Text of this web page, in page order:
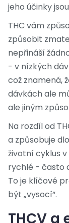
jeho účinky
THC vám
způsobit
nepřináší
- v nízkých
což znamená,
dávkách ale
ale jiným
Na rozdíl od
a způsobuje
životní cyklus v
rychlé - často
To je klíčové
být „vysocí“.
THCV a